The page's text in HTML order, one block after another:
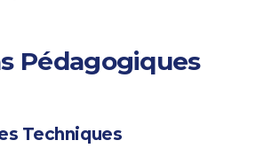
Pédagogiques
Techniques